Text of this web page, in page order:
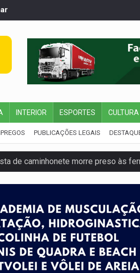
INTERIOR ESPORTES CULTURA
PUBLICAÇÕES LEGAIS
de caminhonete morre preso às
gratuitos para aproveitar o fim
e Força Tática prendem membro do
fortalece parceria com a
testa inovações no combate a
Em Itapuã do Oeste,